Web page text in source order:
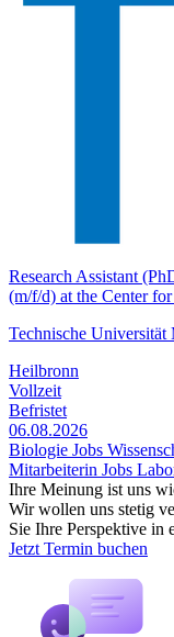
Research Assistant
(m/f/d) at the Center
Technische
Heilbronn
Vollzeit
Befristet
06.08.2026
Biologie Jobs
Mitarbeiterin Jobs
Ihre Meinung ist uns
Wir wollen uns stetig
Sie Ihre Perspektive in
Jetzt Termin buchen